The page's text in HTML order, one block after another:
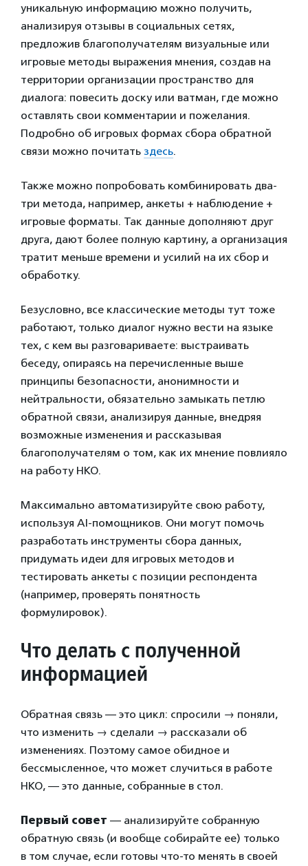
уникальную информацию можно получить,
анализируя отзывы в социальных сетях,
предложив благополучателям визуальные или
игровые методы выражения мнения, создав на
территории организации пространство для
диалога: повесить доску или ватман, где можно
оставлять свои комментарии и пожелания.
Подробно об игровых формах сбора обратной
связи можно почитать здесь.
Также можно попробовать комбинировать два-
три метода, например, анкеты + наблюдение +
игровые форматы. Так данные дополняют друг
друга, дают более полную картину, а организация
тратит меньше времени и усилий на их сбор и
обработку.
Безусловно, все классические методы тут тоже
работают, только диалог нужно вести на языке
тех, с кем вы разговариваете: выстраивать
беседу, опираясь на перечисленные выше
принципы безопасности, анонимности и
нейтральности, обязательно замыкать петлю
обратной связи, анализируя данные, внедряя
возможные изменения и рассказывая
благополучателям о том, как их мнение повлияло
на работу НКО.
Максимально автоматизируйте свою работу,
используя AI-помощников. Они могут помочь
разработать инструменты сбора данных,
придумать идеи для игровых методов и
тестировать анкеты с позиции респондента
(например, проверять понятность
формулировок).
Что делать с полученной
информацией
Обратная связь — это цикл: спросили → поняли,
что изменить → сделали → рассказали об
изменениях. Поэтому самое обидное и
бессмысленное, что может случиться в работе
НКО, — это данные, собранные в стол.
Первый совет — анализируйте собранную
обратную связь (и вообще собирайте ее) только
в том случае, если готовы что-то менять в своей